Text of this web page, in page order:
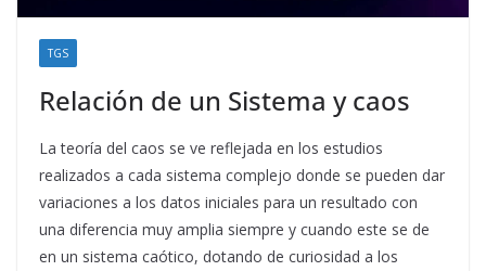
TGS
Relación de un Sistema y caos
La teoría del caos se ve reflejada en los estudios
realizados a cada sistema complejo donde se pueden dar
variaciones a los datos iniciales para un resultado con
una diferencia muy amplia siempre y cuando este se de
en un sistema caótico, dotando de curiosidad a los